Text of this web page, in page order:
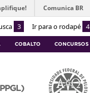
3 Ir para o rodapé 4
Comunica BR
COBALTO CONCURSOS